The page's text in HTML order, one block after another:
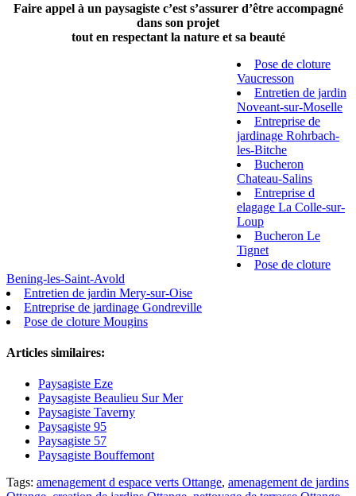
Faire appel à un paysagiste c’est s’assurer d’être accompagné
dans son projet
tout en respectant la nature et sa beauté
Pose de cloture
Vaucresson
Entretien de jardin
Noveant-sur-Moselle
Entreprise de
jardinage Rohrbach-
les-Bitche
Bucheron
Chateau-Salins
Entreprise d
elagage La Colle-sur-
Loup
Bucheron Le
Tignet
Pose de cloture
Bening-les-Saint-Avold
Entretien de jardin Mery-sur-Oise
Entreprise de jardinage Gondreville
Pose de cloture Mougins
Articles similaires:
Paysagiste Eze
Paysagiste Beaulieu Sur Mer
Paysagiste Taverny
Paysagiste 95
Paysagiste 57
Paysagiste Bouffemont
Tags: amenagement d espace verts Ottange, amenagement de jardins